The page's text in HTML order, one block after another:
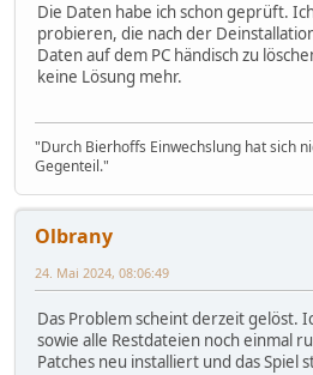
Die Daten habe ich schon geprüft.
probieren, die nach der
Daten auf dem PC händisch zu
keine Lösung mehr.
"Durch Bierhoffs Einwechslung hat sich
Gegenteil."
Olbrany
24. Mai 2024, 08:06:49
Das Problem scheint derzeit gelöst.
sowie alle Restdateien noch einmal
Patches neu installiert und das Spiel